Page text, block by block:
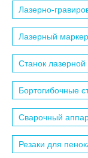
Лазерно-
Лазерный
Станок
Бортогибочные
Сварочный
Резаки для